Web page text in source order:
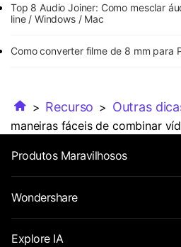
Top 8 Audio Joiner: Como mesclar
line / Windows / Mac
Como converter filme de 8 mm para
> Recurso > Outras
maneiras fáceis de combinar
Produtos Maravilhosos
Wondershare
Explore IA